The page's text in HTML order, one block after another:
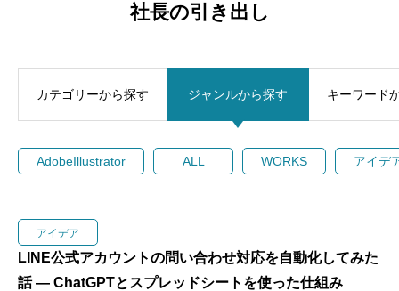
知る
会社概要
社長の引き出し
カテゴリーから探す ジャンルから探す キーワード
AdobeIllustrator ALL WORKS アイデ
アイデア
LINE公式アカウントの問い合わせ対応を自動化してみた
話 ― ChatGPTとスプレッドシートを使った仕組み